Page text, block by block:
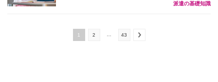
派遣の基礎知識
1 2 43